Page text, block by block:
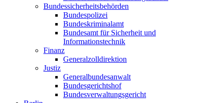
Bundessicherheitsbehörden
Bundespolizei
Bundeskriminalamt
Bundesamt für Sicherheit und
Informationstechnik
Finanz
Generalzolldirektion
Justiz
Generalbundesanwalt
Bundesgerichtshof
Bundesverwaltungsgericht